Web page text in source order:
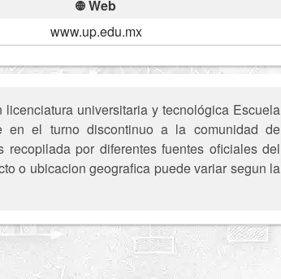
Web
www.up.edu.mx
universitaria y tecnológica Escuela
en el turno discontinuo a la comunidad de
por diferentes fuentes oficiales del
o ubicacion geografica puede variar segun la